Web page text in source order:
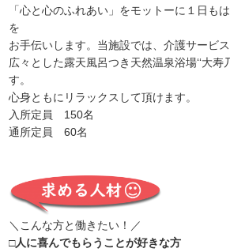
「心と心のふれあい」をモットーに１日も
を
お手伝いします。当施設では、介護サービス
広々とした露天風呂つき天然温泉浴場‘‘大寿
す。
心身ともにリラックスして頂けます。
入所定員 150名
通所定員 60名
＼こんな方と働きたい！／
□人に喜んでもらうことが好きな方